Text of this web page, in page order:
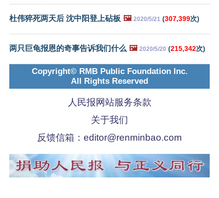
杜伟猝死两天后 沈中阳登上砧板 🖼️ 2020/5/21 (307,399次)
两只巨龟报恩的奇事告诉我们什么 🖼️ 2020/5/20 (215,342次)
Copyright© RMB Public Foundation Inc.
All Rights Reserved
人民报网站服务条款
关于我们
反馈信箱： editor@renminbao.com